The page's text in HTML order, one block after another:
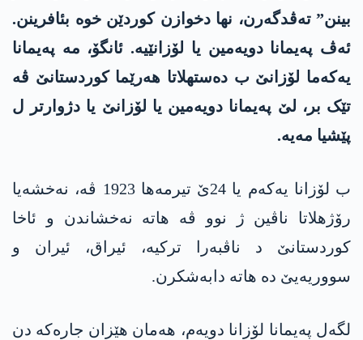
بینن” تەڤدگەرن، نھا دخوازن کوردێن خوە بئافرینن.
ئەڤ پەیمانا دویەمین یا لۆزانێیە. ئانگۆ، مە پەیمانا
یەکەما لۆزانێ ب دەستھلاتا ھەرێما کوردستانێ ڤە
تێک بر، لێ پەیمانا دویەمین یا لۆزانێ یا دژوارتر ل
پێشیا مەیە.
ب لۆزانا یەکەم یا 24ێ تیرمەھا 1923 ڤە، نەخشەیا
رۆژھلاتا ناڤین ژ نوو ڤە ھاتە نەخشاندن و ئاخا
کوردستانێ د ناڤبەرا ترکیە، ئیراق، ئیران و
سووریەیێ دە ھاتە دابەشکرن.
لگەل پەیمانا لۆزانا دویەم، ھەمان ھێزان جارەکە دن